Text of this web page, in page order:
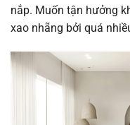
nắp. Muốn tận hưởng
xao nhãng bởi quá